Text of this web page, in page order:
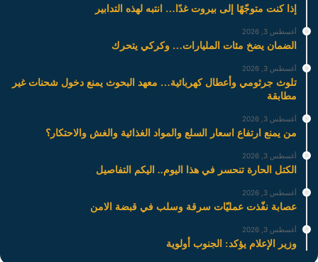
إذا كنت متوجّهًا إلى بيروت غدًا… انتبه لهذه التدابير
أغسطس 3, 2026
الضمان يضخ مئات المليارات… وكركي يتحرك
أغسطس 3, 2026
تلوث جرثومي وأعطال كهربائية… معهد البحوث يمنع دخول شحنات غير
مطابقة
أغسطس 3, 2026
من يمنع ارتفاع اسعار السلع والمواد الغذائية والغش والاحتكار؟
أغسطس 3, 2026
الكتل الحارة تنحسر في هذا اليوم.. اليكم التفاصيل
أغسطس 3, 2026
عصابة نفّذت عمليّات سرقة وسلب في قبضة الامن
أغسطس 3, 2026
وزير الإعلام يؤكد: الجنوب أولوية